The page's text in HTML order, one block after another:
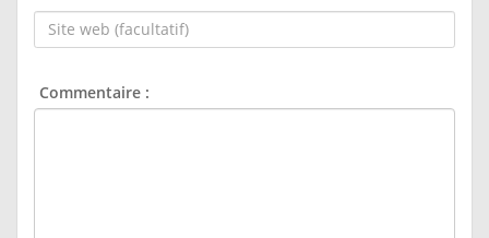
Site
web
Commentaire :